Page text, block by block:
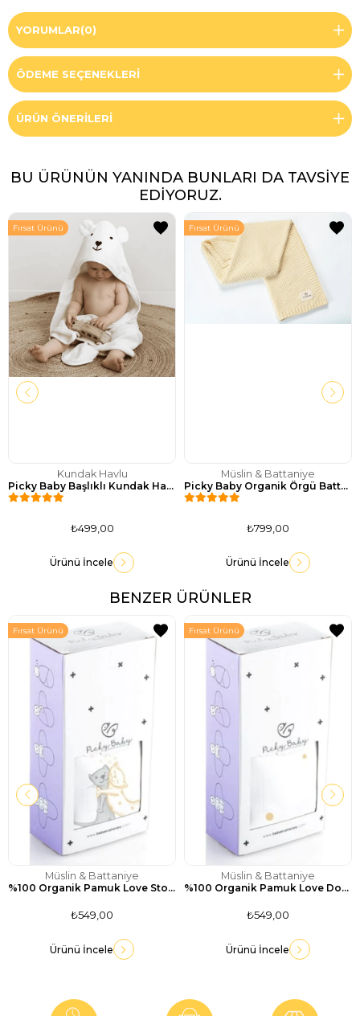
YORUMLAR(0)
ÖDEME SEÇENEKLERI
ÜRÜN ÖNERILERI
BU ÜRÜNÜN YANINDA BUNLARI DA TAVSIYE
EDIYORUZ.
Kundak Havlu
Picky Baby Başlıklı Kundak Havlu
₺499,00
Ürünü İncele
Fırsat Ürünü
Müslin & Battaniye
Picky Baby Organik Örgü Battaniye / Vanilya Sarı
₺799,00
Ürünü İncele
Fırsat Ürünü
BENZER ÜRÜNLER
Müslin & Battaniye
%100 Organik Pamuk Love Story Desenli Müslin Örtü - 120x120 cm
₺549,00
Ürünü İncele
Fırsat Ürünü
Müslin & Battaniye
%100 Organik Pamuk Love Dots Desenli Müslin Örtü - 120x120 cm
₺549,00
Ürünü İncele
Fırsat Ürünü